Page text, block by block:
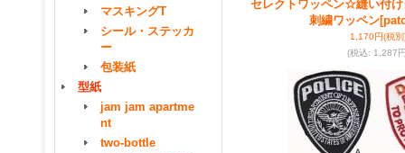
マスキングT
シール・ステッカ
ー
包装紙
型紙
jam jam apartme
nt
two-bottle
セレクトワッペン☆縫い付
刺繍ワッペン
1,170円(税別
(税込: 1,287